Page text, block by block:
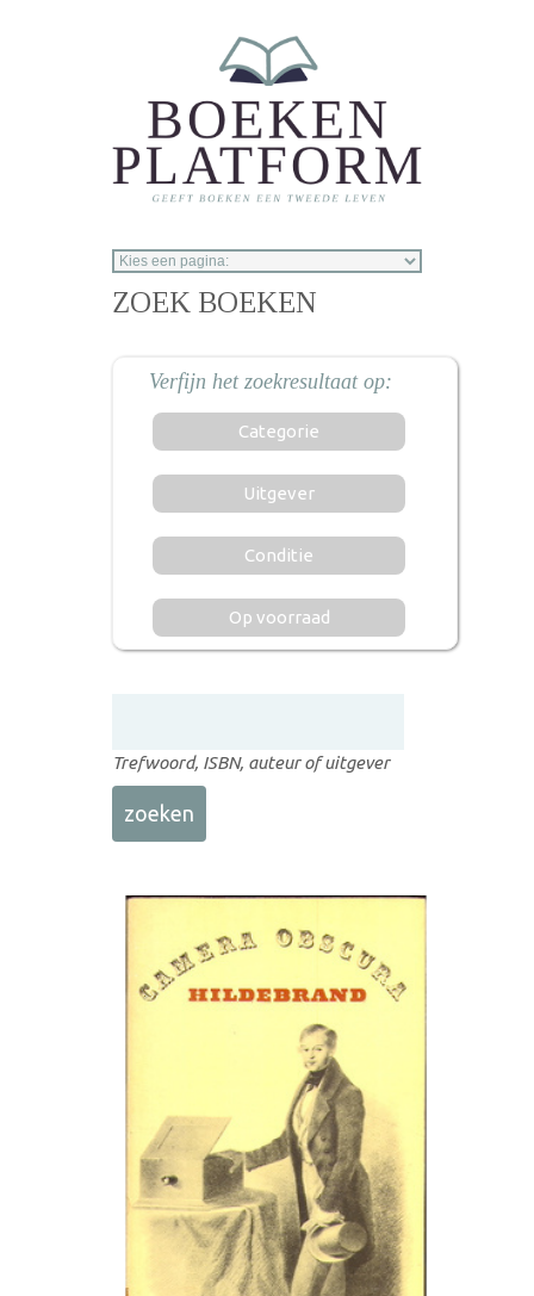
ZOEK BOEKEN
Categorie
Uitgever
Conditie
Op voorraad
Trefwoord, ISBN, auteur of uitgever